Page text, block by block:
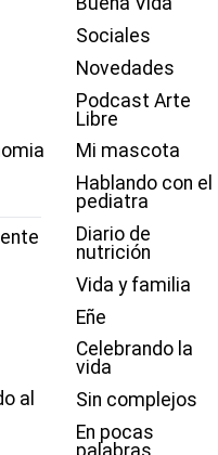
al
Sociales
Novedades
Podcast Arte
Libre
Mi mascota
Hablando con el
pediatra
Diario de
nutrición
Vida y familia
Eñe
Celebrando la
vida
Sin complejos
En pocas